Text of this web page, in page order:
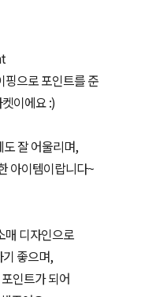
핑으로 포인트를 준
이에요 :)
잘 어울리며,
아이템이랍니다~
매 디자인으로
좋으며,
인트가 되어